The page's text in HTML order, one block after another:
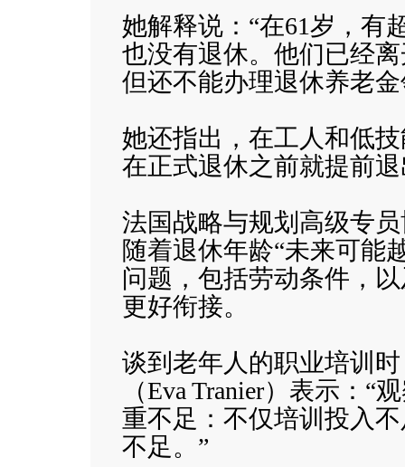
她解释说：“在61岁，有
也没有退休。他们已经
但还不能办理退休养老
她还指出，在工人和低
在正式退休之前就提前
法国战略与规划高级专员
随着退休年龄“未来可能
问题，包括劳动条件，
更好衔接。
谈到老年人的职业培训
（Eva Tranier）表示：
重不足：不仅培训投入
不足。”